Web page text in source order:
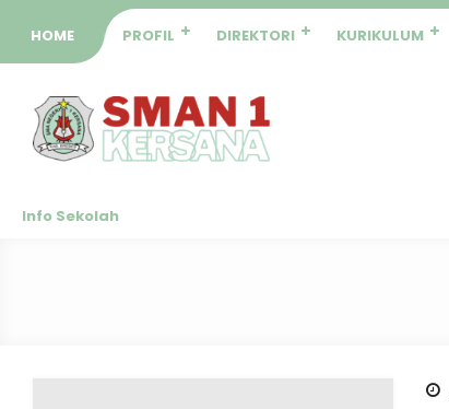
HOME PROFIL DIREKTORI KURIKULUM
Info Sekolah